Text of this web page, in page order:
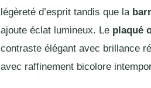
légèreté d’esprit tandis que la
ajoute éclat lumineux. Le plaqué
contraste élégant avec brillance
avec raffinement bicolore